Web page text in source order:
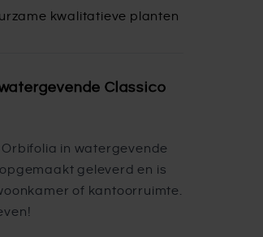
kwalitatieve planten
Classico
in watergevende
geleverd en is
of kantoorruimte.